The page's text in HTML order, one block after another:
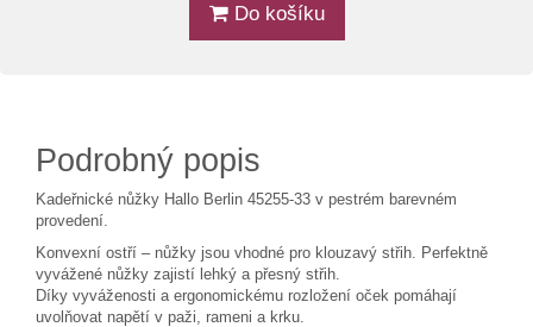
Do košíku
Podrobný popis
Kadeřnické nůžky Hallo Berlin 45255-33 v pestrém barevném
provedení.
Konvexní ostří – nůžky jsou vhodné pro klouzavý střih. Perfektně
vyvážené nůžky zajistí lehký a přesný střih.
Díky vyváženosti a ergonomickému rozložení oček pomáhají
uvolňovat napětí v paži, rameni a krku.